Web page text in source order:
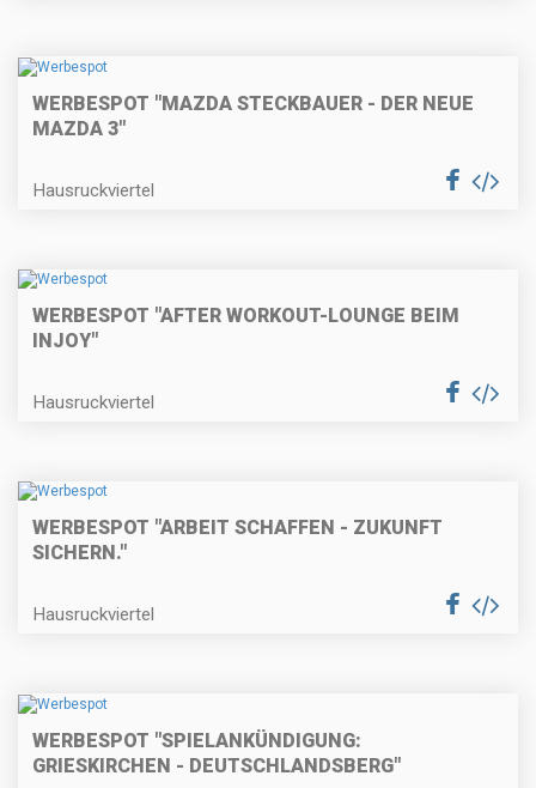
WERBESPOT "MAZDA STECKBAUER - DER NEUE
MAZDA 3"
Hausruckviertel
WERBESPOT "AFTER WORKOUT-LOUNGE BEIM
INJOY"
Hausruckviertel
WERBESPOT "ARBEIT SCHAFFEN - ZUKUNFT
SICHERN."
Hausruckviertel
WERBESPOT "SPIELANKÜNDIGUNG:
GRIESKIRCHEN - DEUTSCHLANDSBERG"